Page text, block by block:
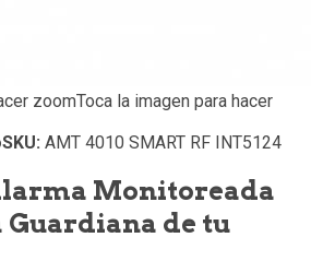
zoomToca la imagen para hacer
SKU: AMT 4010 SMART RF INT5124
Monitoreada
Guardiana de tu